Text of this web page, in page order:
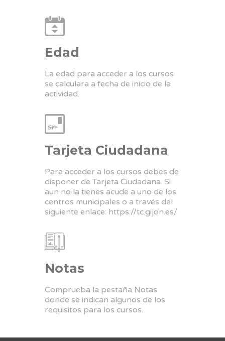
Edad
La edad para acceder a los cursos
se calculara a fecha de inicio de la
actividad.
Tarjeta Ciudadana
Para acceder a los cursos debes de
disponer de Tarjeta Ciudadana. Si
aun no la tienes acude a uno de los
centros municipales o a través del
siguiente enlace: https://tc.gijon.es/
Notas
Comprueba la pestaña Notas
donde se indican algunos de los
requisitos para los cursos.